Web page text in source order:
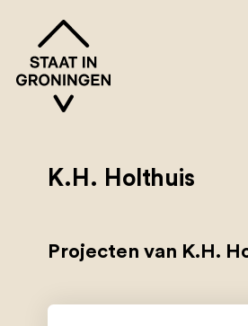
K.H. Holthuis
Projecten van K.H.